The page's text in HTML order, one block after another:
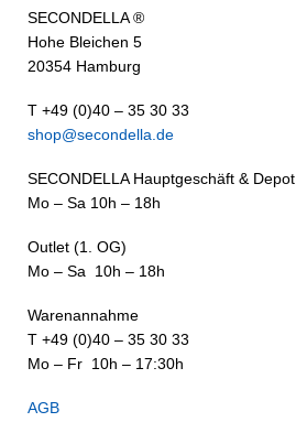
SECONDELLA ®
Hohe Bleichen 5
20354 Hamburg
T +49 (0)40 – 35 30 33
shop@secondella.de
SECONDELLA Hauptgeschäft & Depot
Mo – Sa 10h – 18h
Outlet (1. OG)
Mo – Sa 10h – 18h
Warenannahme
T +49 (0)40 – 35 30 33
Mo – Fr 10h – 17:30h
AGB